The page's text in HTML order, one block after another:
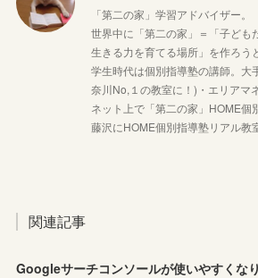
「第二の家」学習アドバイザー。
世界中に「第二の家」＝「子ども
生きる力を育てる場所」を作ろう
学生時代は個別指導塾の講師。大
奈川No,１の教室に！)・エリアマ
ネット上で「第二の家」HOME個
藤沢にHOME個別指導塾リアル教
関連記事